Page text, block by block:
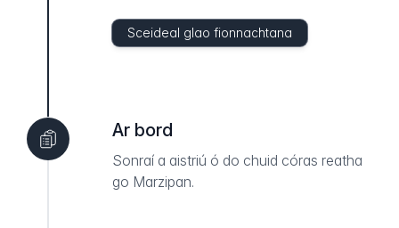
Sceideal glao fionnachtana
Ar bord
Sonraí a aistriú ó do chuid córas reatha
go Marzipan.